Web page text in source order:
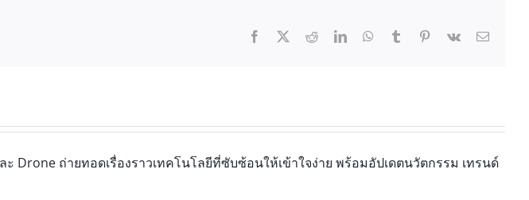
Drone ถ่ายทอดเรื่องราวเทคโนโลยีที่ซับซ้อนให้เข้าใจง่าย พร้อมอัปเดตนวัตกรรม เทรนด์